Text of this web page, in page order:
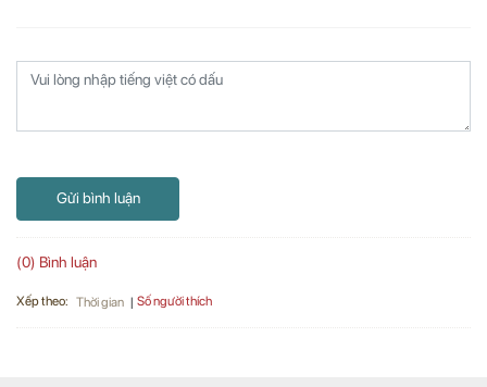
Gửi bình luận
(0) Bình luận
Xếp theo: Thời gian Số người thích